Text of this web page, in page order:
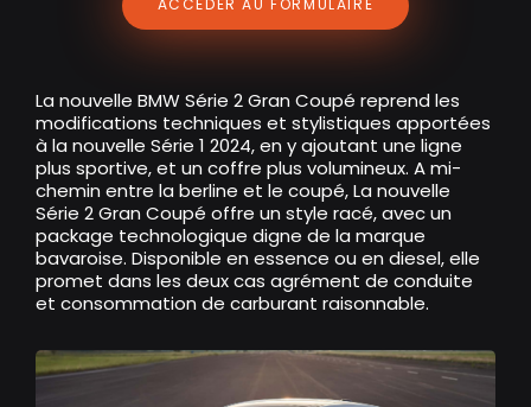
ACCÉDER AU FORMULAIRE
La nouvelle BMW Série 2 Gran Coupé reprend les
modifications techniques et stylistiques apportées
à la nouvelle Série 1 2024, en y ajoutant une ligne
plus sportive, et un coffre plus volumineux. A mi-
chemin entre la berline et le coupé, La nouvelle
Série 2 Gran Coupé offre un style racé, avec un
package technologique digne de la marque
bavaroise. Disponible en essence ou en diesel, elle
promet dans les deux cas agrément de conduite
et consommation de carburant raisonnable.